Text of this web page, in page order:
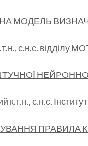
МОДЕЛЬ
с.н.с. відділу
к.т.н., с.н.с.
ПРАВИЛА